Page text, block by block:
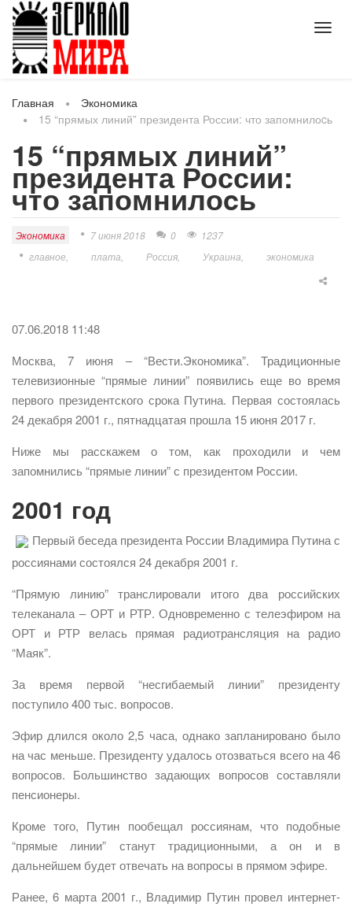
Главная
Экономика
15 “прямых линий” президента России: что запомнилоcь
15 “прямых линий”
президента России:
что запомнилоcь
Экономика 7 июня 2018 0
1237
главное
плата Россия Украина экономика
07.06.2018 11:48
Москва, 7 июня – “Вести.Экономика”. Традиционные
телевизионные “прямые линии” появились еще во время
первого президентского срока Путина. Первая состоялась
24 декабря 2001 г., пятнадцатая прошла 15 июня 2017 г.
Ниже мы расскажем о том, как проходили и чем
запомнились “прямые линии” с президентом России.
2001 год
Первый беседа президента России Владимира Путина с
россиянами состоялся 24 декабря 2001 г.
“Прямую линию” транслировали итого два российских
телеканала – ОРТ и РТР. Одновременно с телеэфиром на
ОРТ и РТР велась прямая радиотрансляция на радио
“Маяк”.
За время первой “несгибаемый линии” президенту
поступило 400 тыс. вопросов.
Эфир длился около 2,5 часа, однако запланировано было
на час меньше. Президенту удалось отозваться всего на 46
вопросов. Большинство задающих вопросов составляли
пенсионеры.
Кроме того, Путин пообещал россиянам, что подобные
“прямые линии” станут традиционными, а он и в
дальнейшем будет отвечать на вопросы в прямом эфире.
Ранее, 6 марта 2001 г., Владимир Путин провел интернет-